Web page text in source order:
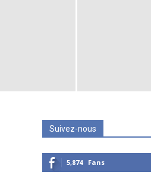
Suivez-nous
5,874 Fans